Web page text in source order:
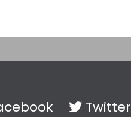
Twitter